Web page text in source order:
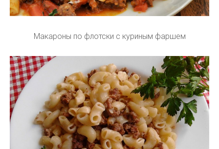
Макароны по флотски с куриным фаршем